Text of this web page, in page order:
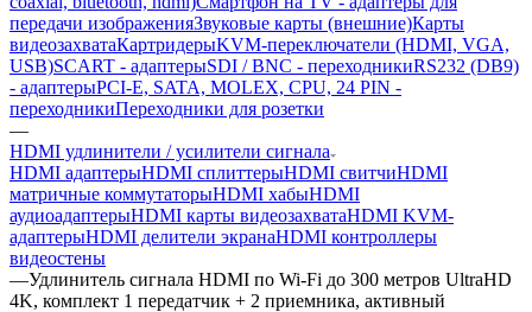
передачи изображенияЗвуковые карты (внешние)Карты
видеозахватаКартридерыKVM-переключатели (HDMI, VGA,
USB)SCART - адаптерыSDI / BNC - переходникиRS232 (DB9)
- адаптерыPCI-E, SATA, MOLEX, CPU, 24 PIN -
переходникиПереходники для розетки
—
HDMI удлинители / усилители сигнала
HDMI адаптерыHDMI сплиттерыHDMI свитчиHDMI
матричные коммутаторыHDMI хабыHDMI
аудиоадаптерыHDMI карты видеозахватаHDMI KVM-
адаптерыHDMI делители экранаHDMI контроллеры
видеостены
—Удлинитель сигнала HDMI по Wi-Fi до 300 метров UltraHD
4K, комплект 1 передатчик + 2 приемника, активный